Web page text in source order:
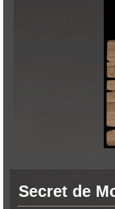
Secret de